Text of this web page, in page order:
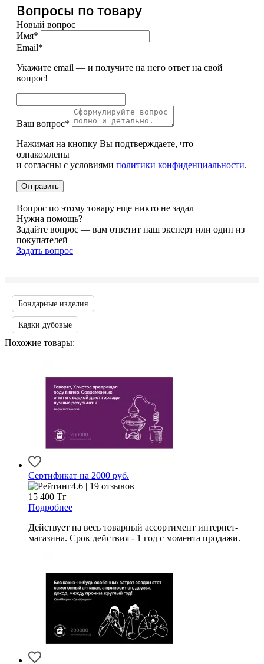
Вопросы по товару
Новый вопрос
Имя*
Email*
Укажите email — и получите на него ответ на свой
вопрос!
Ваш вопрос*
Нажимая на кнопку Вы подтверждаете, что
ознакомлены
и согласны с условиями политики конфиденциальности.
Вопрос по этому товару еще никто не задал
Нужна помощь?
Задайте вопрос — вам ответит наш эксперт или один из
покупателей
Задать вопрос
Бондарные изделия
Кадки дубовые
Похожие товары:
Сертификат на 2000 руб.
4.6 | 19 отзывов
15 400 Тг
Подробнее
Действует на весь товарный ассортимент интернет-
магазина. Срок действия - 1 год с момента продажи.